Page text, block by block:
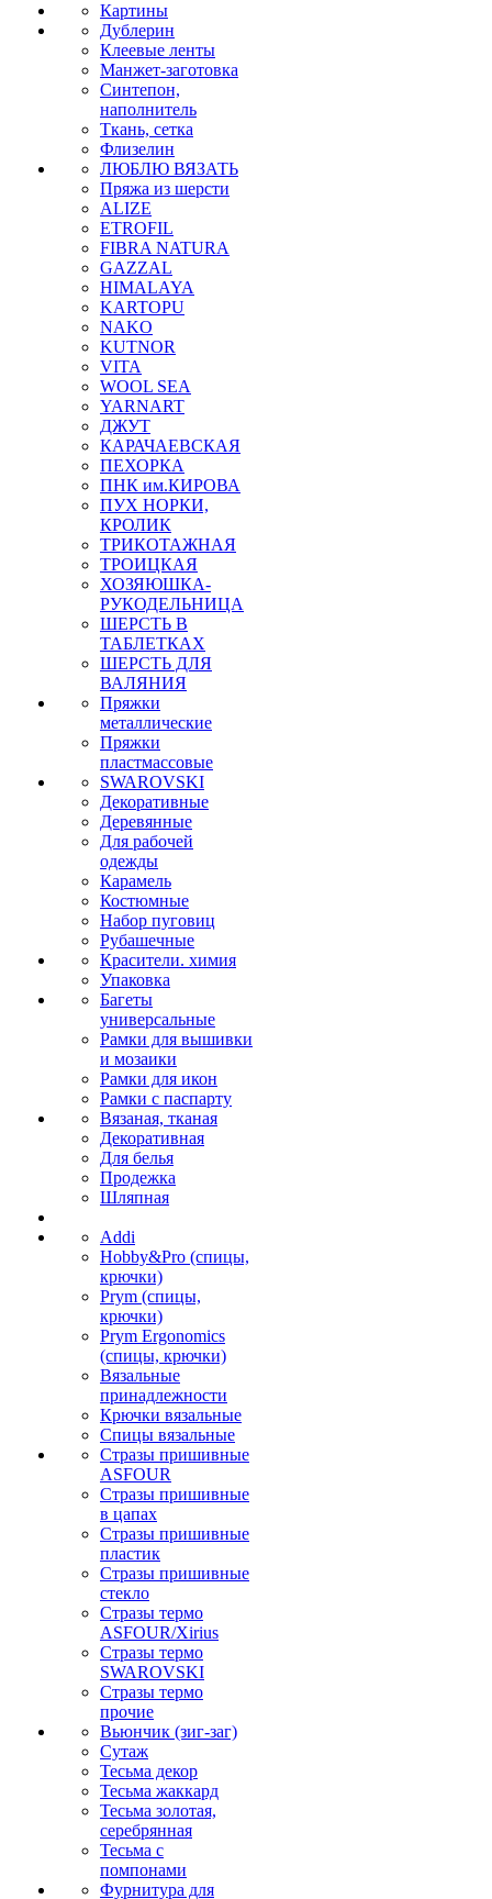
Картины
Дублерин
Клеевые ленты
Манжет-заготовка
Синтепон,
наполнитель
Ткань, сетка
Флизелин
ЛЮБЛЮ ВЯЗАТЬ
Пряжа из шерсти
ALIZE
ETROFIL
FIBRA NATURA
GAZZAL
HIMALAYA
KARTOPU
NAKO
KUTNOR
VITA
WOOL SEA
YARNART
ДЖУТ
КАРАЧАЕВСКАЯ
ПЕХОРКА
ПНК им.КИРОВА
ПУХ НОРКИ,
КРОЛИК
ТРИКОТАЖНАЯ
ТРОИЦКАЯ
ХОЗЯЮШКА-
РУКОДЕЛЬНИЦА
ШЕРСТЬ В
ТАБЛЕТКАХ
ШЕРСТЬ ДЛЯ
ВАЛЯНИЯ
Пряжки
металлические
Пряжки
пластмассовые
SWAROVSKI
Декоративные
Деревянные
Для рабочей
одежды
Карамель
Костюмные
Набор пуговиц
Рубашечные
Красители. химия
Упаковка
Багеты
универсальные
Рамки для вышивки
и мозаики
Рамки для икон
Рамки с паспарту
Вязаная, тканая
Декоративная
Для белья
Продежка
Шляпная
Addi
Hobby&Pro (спицы,
крючки)
Prym (спицы,
крючки)
Prym Ergonomics
(спицы, крючки)
Вязальные
принадлежности
Крючки вязальные
Спицы вязальные
Стразы пришивные
ASFOUR
Стразы пришивные
в цапах
Стразы пришивные
пластик
Стразы пришивные
стекло
Стразы термо
ASFOUR/Xirius
Стразы термо
SWAROVSKI
Стразы термо
прочие
Вьюнчик (зиг-заг)
Сутаж
Тесьма декор
Тесьма жаккард
Тесьма золотая,
серебрянная
Тесьма с
помпонами
Фурнитура для